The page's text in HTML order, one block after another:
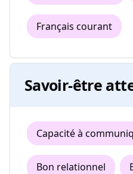
Français courant
Savoir-être
Capacité à
Bon relationnel